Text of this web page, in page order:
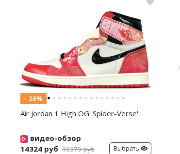
- 26%
Air Jordan 1 High OG 'Spider-Verse'
видео-обзор
14324 руб 19379 руб Выбрать